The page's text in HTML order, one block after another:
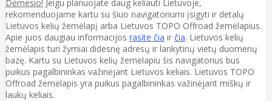
Dėmesio! Jeigu planuojate daug keliauti Lietuvoje,
rekomenduojame kartu su šiuo navigatoriumi įsigyti ir detalų
Lietuvos kelių žemėlapį arba Lietuvos TOPO Offroad žemėlapius.
Apie juos daugiau informacijos rasite čia ir čia. Lietuvos kelių
žemėlapis turi žymiai didesnę adresų ir lankytinų vietų duomenų
bazę. Kartu su Lietuvos kelių žemėlapiu šis navigatorius bus
puikus pagalbininkas važinėjant Lietuvos keliais. Lietuvos TOPO
Offroad žemėlapis yra puikus pagalbininkas važinėjant miškų ir
laukų keliais.